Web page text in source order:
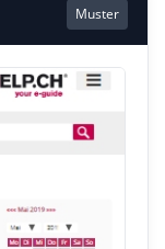
Muster